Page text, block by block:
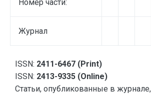
Номер части:
Журнал
ISSN: 2411-6467 (Print)
ISSN: 2413-9335 (Online)
Статьи, опубликованные в